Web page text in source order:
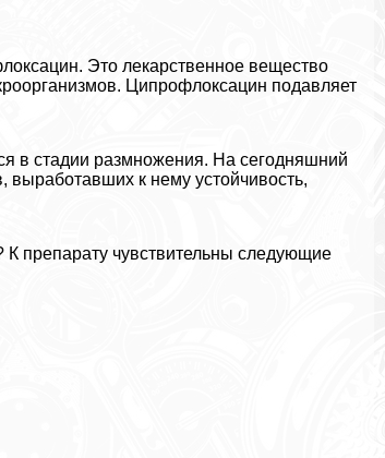
Это лекарственное вещество
Ципрофлоксацин подавляет
в стадии размножения. На сегодняшний
выработавших к нему устойчивость,
К препарату чувствительны следующие